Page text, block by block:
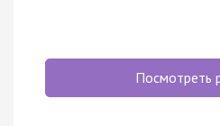
Посмотреть